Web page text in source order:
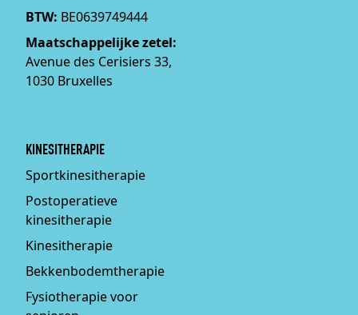
BTW: BE0639749444
Maatschappelijke zetel:
Avenue des Cerisiers 33,
1030 Bruxelles
KINESITHERAPIE
Sportkinesitherapie
Postoperatieve
kinesitherapie
Kinesitherapie
Bekkenbodemtherapie
Fysiotherapie voor